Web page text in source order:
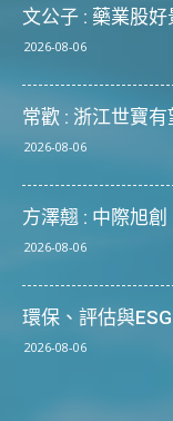
文公子 : 藥業股好
2026-08-06
常歡 : 浙江世寶
2026-08-06
方澤翹 : 中際旭
2026-08-06
環保、評估與
2026-08-06